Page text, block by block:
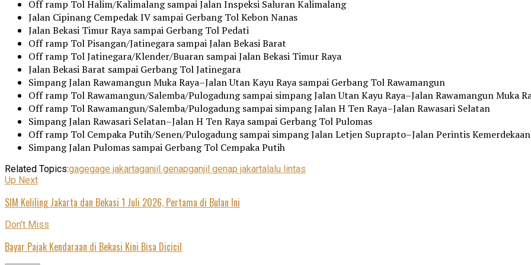
Off ramp Tol Halim/Kalimalang sampai Jalan Inspeksi Saluran Kalimalang
Jalan Cipinang Cempedak IV sampai Gerbang Tol Kebon Nanas
Jalan Bekasi Timur Raya sampai Gerbang Tol Pedati
Off ramp Tol Pisangan/Jatinegara sampai Jalan Bekasi Barat
Off ramp Tol Jatinegara/Klender/Buaran sampai Jalan Bekasi Timur Raya
Jalan Bekasi Barat sampai Gerbang Tol Jatinegara
Simpang Jalan Rawamangun Muka Raya–Jalan Utan Kayu Raya sampai Gerbang Tol Rawamangun
Off ramp Tol Rawamangun/Salemba/Pulogadung sampai simpang Jalan Utan Kayu Raya–Jalan Rawamangun Muka
Off ramp Tol Rawamangun/Salemba/Pulogadung sampai simpang Jalan H Ten Raya–Jalan Rawasari Selatan
Simpang Jalan Rawasari Selatan–Jalan H Ten Raya sampai Gerbang Tol Pulomas
Off ramp Tol Cempaka Putih/Senen/Pulogadung sampai simpang Jalan Letjen Suprapto–Jalan Perintis Kemerdekaan
Simpang Jalan Pulomas sampai Gerbang Tol Cempaka Putih
Related Topics:gagegage jakartaganjil genapganjil genap jakartalalu lintas
Up Next
SIM Keliling Jakarta dan Bekasi 1 Juli 2026, Pertama di Bulan Ini
Don't Miss
Bayar Pajak Kendaraan di Bekasi Kini Bisa Dicicil